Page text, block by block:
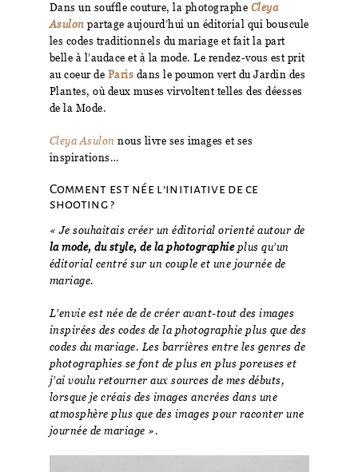
Dans un souffle couture, la photographe Cleya
Asulon partage aujourd’hui un éditorial qui bouscule
les codes traditionnels du mariage et fait la part
belle à l’audace et à la mode. Le rendez-vous est prit
au coeur de Paris dans le poumon vert du Jardin des
Plantes, où deux muses virvoltent telles des déesses
de la Mode.
Cleya Asulon nous livre ses images et ses
inspirations…
Comment est née l’initiative de ce
shooting ?
« Je souhaitais créer un éditorial orienté autour de
la mode, du style, de la photographieplus qu’un
éditorial centré sur un couple et une journée de
mariage.
L’envie est née de de créer avant-tout des images
inspirées des codes de la photographie plus que des
codes du mariage. Les barrières entre les genres de
photographies se font de plus en plus poreuses et
j’ai voulu retourner aux sources de mes débuts,
lorsque je créais des images ancrées dans une
atmosphère plus que des images pour raconter une
journée de mariage ».